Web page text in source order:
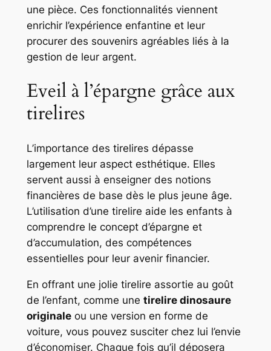
une pièce. Ces fonctionnalités viennent
enrichir l’expérience enfantine et leur
procurer des souvenirs agréables liés à la
gestion de leur argent.
Eveil à l’épargne grâce aux
tirelires
L’importance des tirelires dépasse
largement leur aspect esthétique. Elles
servent aussi à enseigner des notions
financières de base dès le plus jeune âge.
L’utilisation d’une tirelire aide les enfants à
comprendre le concept d’épargne et
d’accumulation, des compétences
essentielles pour leur avenir financier.
En offrant une jolie tirelire assortie au goût
de l’enfant, comme une tirelire dinosaure
originaleou une version en forme de
voiture, vous pouvez susciter chez lui l’envie
d’économiser. Chaque fois qu’il déposera